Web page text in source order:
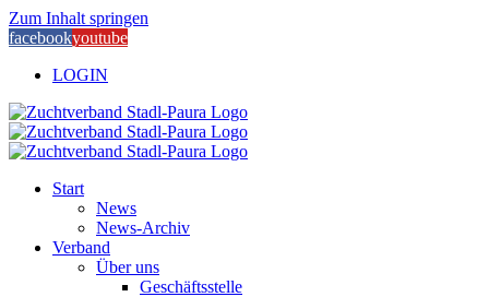
Zum Inhalt springen
facebookyoutube
LOGIN
Start
News
News-Archiv
Verband
Über uns
Geschäftsstelle